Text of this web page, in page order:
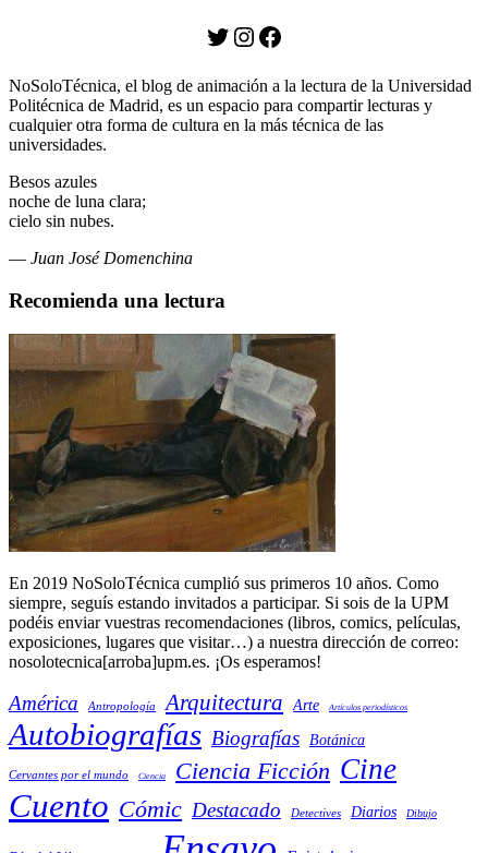
Twitter
Instagram
Facebook
NoSoloTécnica, el blog de animación a la lectura de la Universidad
Politécnica de Madrid, es un espacio para compartir lecturas y
cualquier otra forma de cultura en la más técnica de las
universidades.
Besos azules
noche de luna clara;
cielo sin nubes.
— Juan José Domenchina
Recomienda una lectura
En 2019 NoSoloTécnica cumplió sus primeros 10 años. Como
siempre, seguís estando invitados a participar. Si sois de la UPM
podéis enviar vuestras recomendaciones (libros, comics, películas,
exposiciones, lugares que visitar…) a nuestra dirección de correo:
nosolotecnica[arroba]upm.es. ¡Os esperamos!
América Antropología Arquitectura Arte Artículos periodísticos
Autobiografías Biografías Botánica
Cervantes por el mundo Ciencia Ciencia Ficción Cine
Cuento Cómic Destacado Detectives Diarios Dibujo